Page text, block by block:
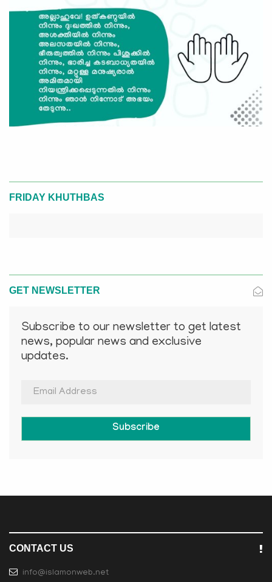
FRIDAY KHUTHBAS
GET NEWSLETTER
Subscribe to our newsletter to get latest
news, popular news and exclusive
updates.
Subscribe
CONTACT US
info@islamonweb.net